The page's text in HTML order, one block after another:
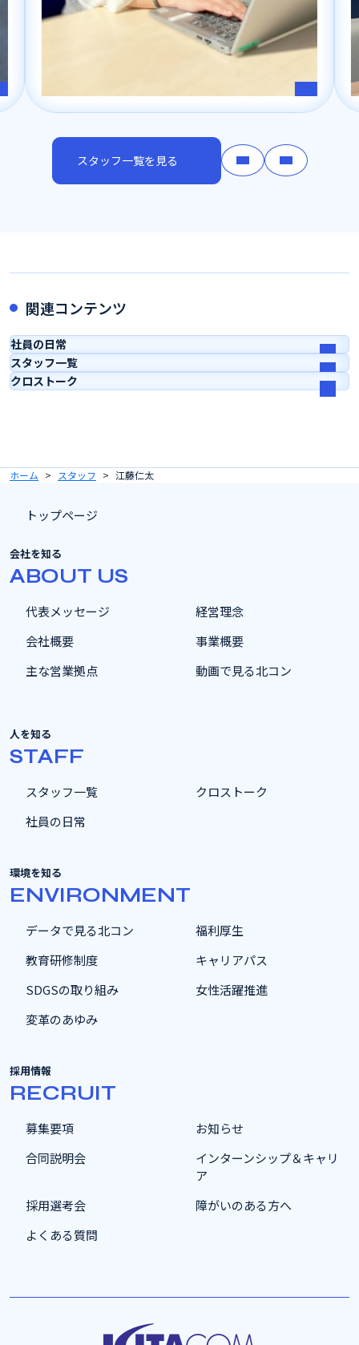
スタッフ一覧を見る
関連コンテンツ
社員の日常
スタッフ一覧
クロストーク
ホーム スタッフ 江藤仁太
トップページ
会社を知る
ABOUT US
代表メッセージ
経営理念
会社概要
事業概要
主な営業拠点
動画で見る北コン
人を知る
STAFF
スタッフ一覧
クロストーク
社員の日常
環境を知る
ENVIRONMENT
データで見る北コン
福利厚生
教育研修制度
キャリアパス
SDGSの取り組み
女性活躍推進
変革のあゆみ
採用情報
RECRUIT
募集要項
お知らせ
合同説明会
インターンシップ＆キャリ
ア
採用選考会
障がいのある方へ
よくある質問